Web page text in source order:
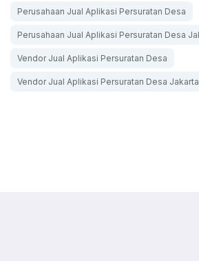
Perusahaan Jual Aplikasi Persuratan Desa
Perusahaan Jual Aplikasi Persuratan Desa
Vendor Jual Aplikasi Persuratan Desa
Vendor Jual Aplikasi Persuratan Desa Jakarta